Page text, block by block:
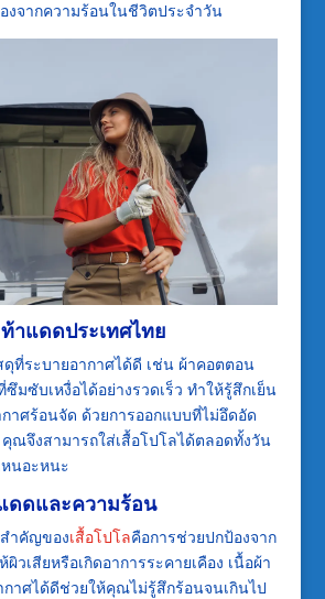
งจากความร้อนในชีวิตประจำวัน
าแดดประเทศไทย
ดุที่ระบายอากาศได้ดี เช่น ผ้าคอตตอน
มซับเหงื่อได้อย่างรวดเร็ว ทำให้รู้สึกเย็น
าศร้อนจัด ด้วยการออกแบบที่ไม่อึดอัด
ณจึงสามารถใส่เสื้อโปโลได้ตลอดทั้งวัน
หนอะหนะ
ดดและความร้อน
ำคัญของเสื้อโปโลคือการช่วยปกป้องจาก
วเสียหรือเกิดอาการระคายเคือง เนื้อผ้า
กาศได้ดีช่วยให้คุณไม่รู้สึกร้อนจนเกินไป